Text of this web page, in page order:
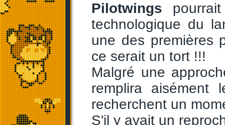
Pilotwings
technologique du
une des premières
ce serait un tort !!!
Malgré une
remplira aisément
recherchent un
S'il y avait un